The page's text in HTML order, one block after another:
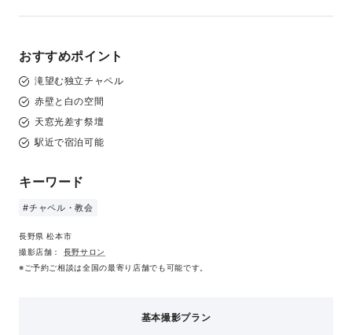
おすすめポイント
滝望む独立チャペル
赤壁と白の空間
天窓光差す祭壇
駅近で宿泊可能
キーワード
#チャペル・教会
長野県 松本市
撮影店舗： 長野サロン
※ご予約ご相談は全国の最寄り店舗でも可能です。
基本撮影プラン